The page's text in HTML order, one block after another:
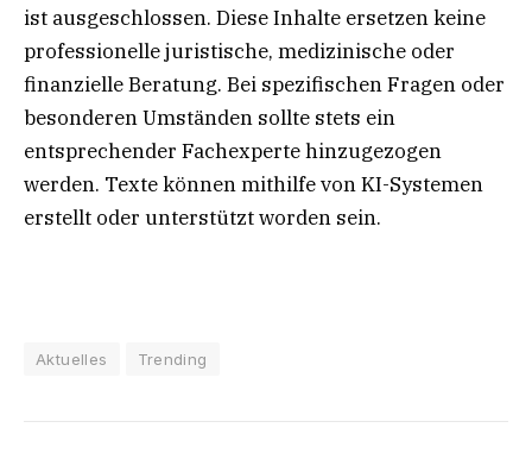
ist ausgeschlossen. Diese Inhalte ersetzen keine
professionelle juristische, medizinische oder
finanzielle Beratung. Bei spezifischen Fragen oder
besonderen Umständen sollte stets ein
entsprechender Fachexperte hinzugezogen
werden. Texte können mithilfe von KI-Systemen
erstellt oder unterstützt worden sein.
Aktuelles Trending